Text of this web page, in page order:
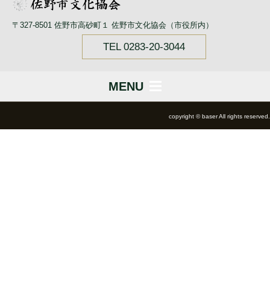
〒327-8501 佐野市高砂町１ 佐野市文化協会（市役所内）
TEL 0283-20-3044
MENU
copyright © baser All rights reserved.